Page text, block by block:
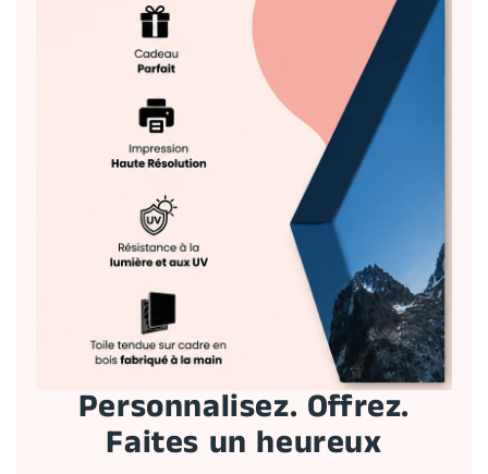
Personnalisez. Offrez.
Faites un heureux